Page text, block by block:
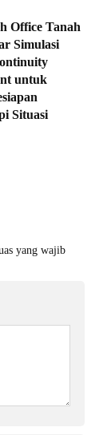
Office Tanah
Simulasi
untuk
Situasi
yang wajib